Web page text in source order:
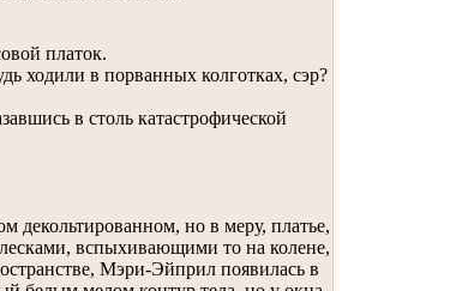
платок.
ходили в порванных колготках, сэр?
в столь катастрофической
но в меру, платье,
вспыхивающими то на колене,
Мэри-Эйприл появилась в